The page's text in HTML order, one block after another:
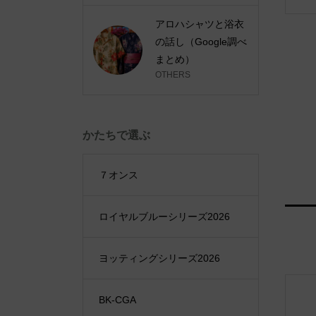
アロハシャツと浴衣
の話し（Google調べ
まとめ）
OTHERS
かたちで選ぶ
７オンス
ロイヤルブルーシリーズ2026
ヨッティングシリーズ2026
BK-CGA